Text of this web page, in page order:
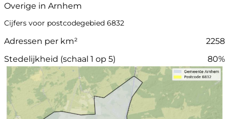
Overige in Arnhem
Cijfers voor postcodegebied 6832
Adressen per km²
2258
Stedelijkheid (schaal 1 op 5)
80%